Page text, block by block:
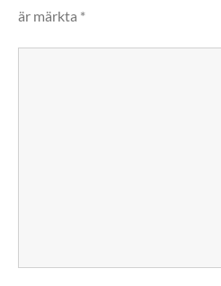
är märkta *